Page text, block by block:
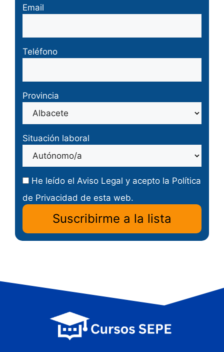
Email
Teléfono
Provincia
Situación laboral
He leído el Aviso Legal y acepto la Política
de Privacidad de esta web.